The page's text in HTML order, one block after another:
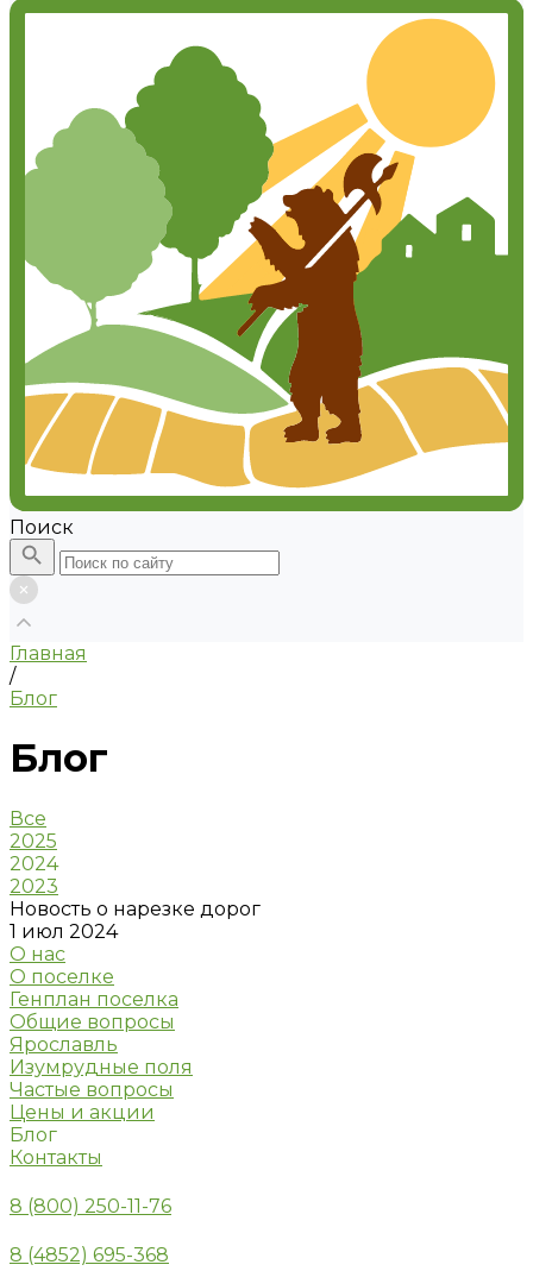
Поиск
Главная
/
Блог
Блог
Все
2025
2024
2023
Новость о нарезке дорог
1 июл 2024
О нас
О поселке
Генплан поселка
Общие вопросы
Ярославль
Изумрудные поля
Частые вопросы
Цены и акции
Блог
Контакты
8 (800) 250-11-76
8 (4852) 695-368